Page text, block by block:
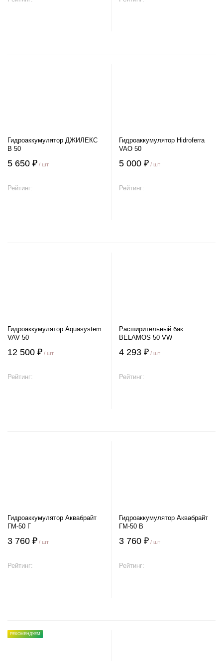
Гидроаккумулятор ДЖИЛЕКС
В 50
5 650 ₽ / шт
Рейтинг:
Гидроаккумулятор Hidroferra
VAO 50
5 000 ₽ / шт
Рейтинг:
Гидроаккумулятор Aquasystem
VAV 50
12 500 ₽ / шт
Рейтинг:
Расширительный бак
BELAMOS 50 VW
4 293 ₽ / шт
Рейтинг:
Гидроаккумулятор Аквабрайт
ГМ-50 Г
3 760 ₽ / шт
Рейтинг:
Гидроаккумулятор Аквабрайт
ГМ-50 В
3 760 ₽ / шт
Рейтинг:
РЕКОМЕНДУЕМ